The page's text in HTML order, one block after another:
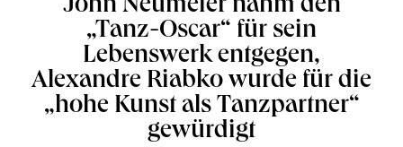
John Neumeier nahm den
„Tanz-Oscar“ für sein
Lebenswerk entgegen,
Alexandre Riabko wurde für die
„hohe Kunst als Tanzpartner“
gewürdigt